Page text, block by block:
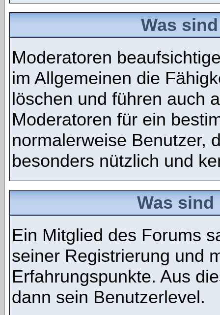
Was
Moderatoren
im Allgemeinen die
löschen und führen auch
Moderatoren für ein
normalerweise Benutzer,
besonders nützlich und
Was
Ein Mitglied des Forums
seiner Registrierung und
Erfahrungspunkte. Aus
dann sein Benutzerlevel.